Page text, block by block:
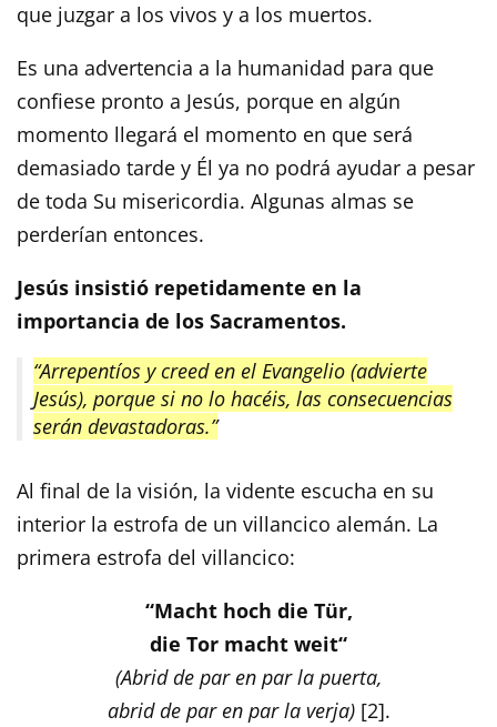
que juzgar a los vivos y a los muertos.
Es una advertencia a la humanidad para que
confiese pronto a Jesús, porque en algún
momento llegará el momento en que será
demasiado tarde y Él ya no podrá ayudar a pesar
de toda Su misericordia. Algunas almas se
perderían entonces.
Jesús insistió repetidamente en la
importancia de los Sacramentos.
“Arrepentíos y creed en el Evangelio (advierte
Jesús), porque si no lo hacéis, las consecuencias
serán devastadoras.”
Al final de la visión, la vidente escucha en su
interior la estrofa de un villancico alemán. La
primera estrofa del villancico:
“Macht hoch die Tür,
die Tor macht weit“
(Abrid de par en par la puerta,
abrid de par en par la verja)[2].